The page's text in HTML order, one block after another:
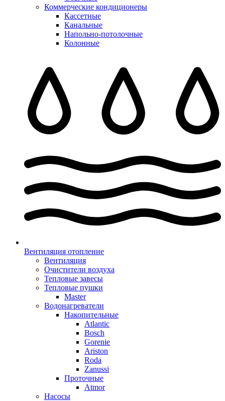
Коммерческие кондиционеры
Кассетные
Канальные
Напольно-потолочные
Колонные
Вентиляция отопление
Вентиляция
Очистители воздуха
Тепловые завесы
Тепловые пушки
Master
Водонагреватели
Накопительные
Atlantic
Bosch
Gorenie
Ariston
Roda
Zanussi
Проточные
Atmor
Насосы